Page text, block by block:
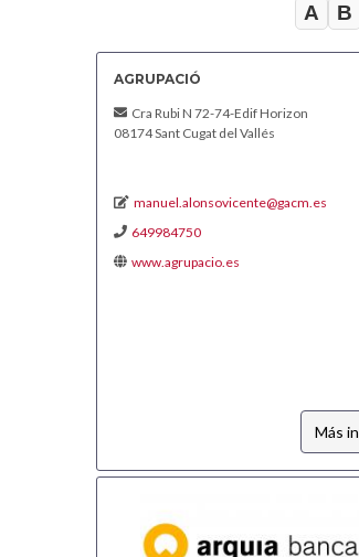
A B
AGRUPACIÓ
Cra Rubi N 72-74-Edif Horizon
08174 Sant Cugat del Vallés
manuel.alonsovicente@gacm.es
649984750
www.agrupacio.es
Más